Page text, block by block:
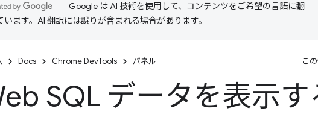
Google は AI 技術を使用して、コンテンツをご希望の言語に翻
います。AI 翻訳には誤りが含まれる場合があります。
Docs Chrome DevTools パネル こ
SQL データを表示す